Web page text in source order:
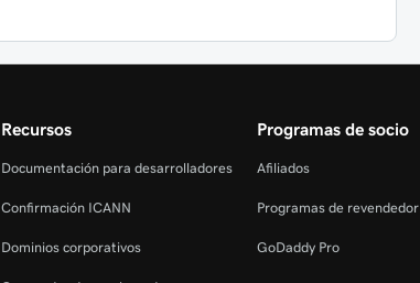
Recursos
Documentación para desarrolladores
Confirmación ICANN
Dominios corporativos
Programas de socio
Afiliados
Programas de revendedor
GoDaddy Pro